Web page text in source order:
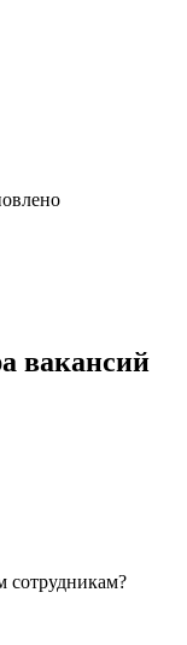
вакансий
сотрудникам?